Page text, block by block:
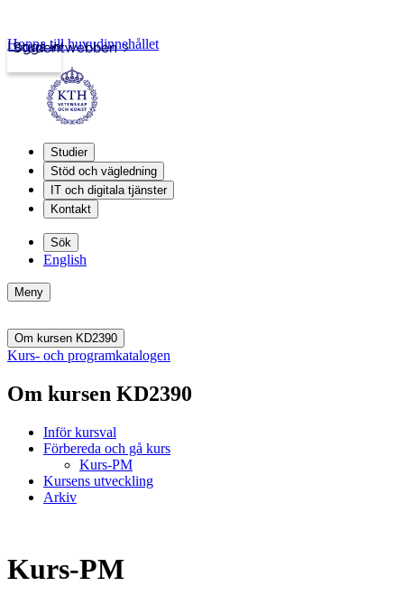
Studentwebben
Logga in
Hoppa till huvudinnehållet
Studier
Stöd och vägledning
IT och digitala tjänster
Kontakt
Sök
English
Meny
Om kursen KD2390
Kurs- och programkatalogen
Om kursen KD2390
Inför kursval
Förbereda och gå kurs
Kurs-PM
Kursens utveckling
Arkiv
Kurs-PM